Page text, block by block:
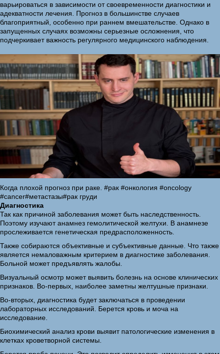
варьироваться в зависимости от своевременности диагностики и
адекватности лечения. Прогноз в большинстве случаев
благоприятный, особенно при раннем вмешательстве. Однако в
запущенных случаях возможны серьезные осложнения, что
подчеркивает важность регулярного медицинского наблюдения.
Когда плохой прогноз при раке. #рак #онкология #oncology
#cancer#метастазы#рак груди
Диагностика
Так как причиной заболевания может быть наследственность.
Поэтому изучают анамнез гемолитической желтухи. В анамнезе
прослеживается генетическая предрасположенность.
Также собираются объективные и субъективные данные. Что также
является немаловажным критерием в диагностике заболевания.
Больной может предъявлять жалобы.
Визуальный осмотр может выявить болезнь на основе клинических
признаков. Во-первых, наиболее заметны желтушные признаки.
Во-вторых, диагностика будет заключаться в проведении
лабораторных исследований. Берется кровь и моча на
исследование.
Биохимический анализ крови выявит патологические изменения в
клетках кроветворной системы.